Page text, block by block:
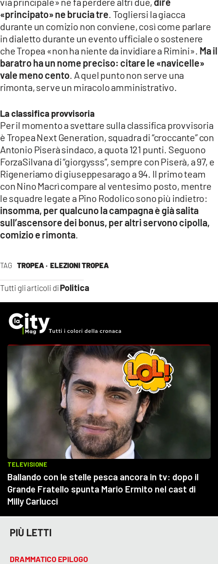
TAG TROPEA · ELEZIONI TROPEA
Tutti gli articoli di Politica
«principato» ne brucia tre . Togliersi la giacca
durante un comizio non conviene, così come parlare
in dialetto durante un evento ufficiale o sostenere
che Tropea «non ha niente da invidiare a Rimini». Ma il
baratro ha un nome preciso: citare le «navicelle»
vale meno cento . A quel punto non serve una
rimonta, serve un miracolo amministrativo.
La classifica provvisoria
Per il momento a svettare sulla classifica provvisoria
è Tropea Next Generation, squadra di “croccante” con
Antonio Piserà sindaco, a quota 121 punti. Seguono
ForzaSilvana di “giorgysss”, sempre con Piserà, a 97, e
Rigeneriamo di giuseppesarago a 94. Il primo team
con Nino Macrì compare al ventesimo posto, mentre
le squadre legate a Pino Rodolico sono più indietro:
insomma, per qualcuno la campagna è già salita
sull’ascensore dei bonus, per altri servono cipolla,
comizio e rimonta
PIÙ LETTI
DRAMMATICO EPILOGO